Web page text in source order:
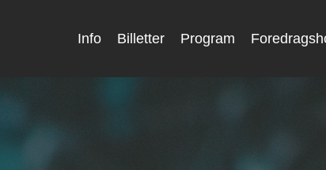
Info Billetter Program